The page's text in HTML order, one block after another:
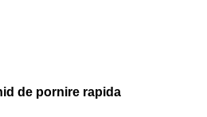
de pornire rapida